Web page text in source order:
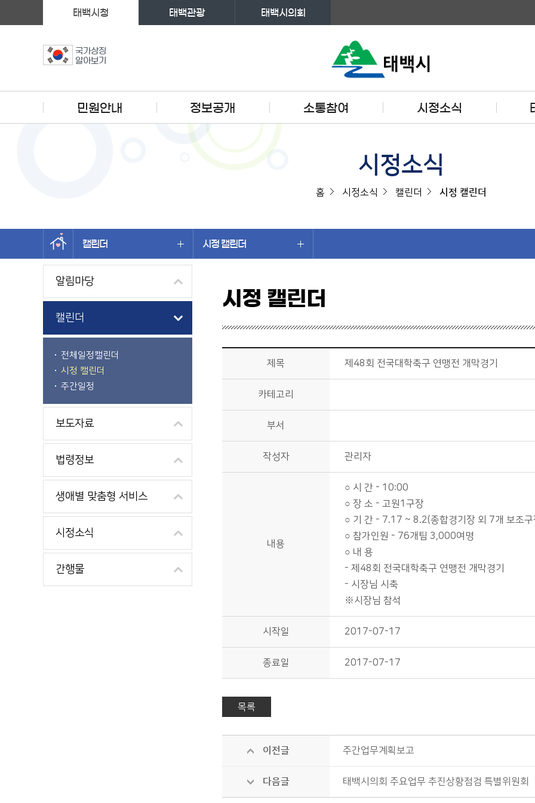
국가상징
알아보기
태백시청 태백관광 태백시의회
민원안내 정보공개 소통참여 시정소식
시정소식
홈 시정소식 캘린더 시정 캘린더
캘린더 시정 캘린더
왼쪽메뉴
알림마당
캘린더
전체일정캘린더
시정 캘린더
주간일정
보도자료
법령정보
생애별 맞춤형 서비스
시정소식
간행물
시정 캘린더
시정소식>시정 캘린더 상세보기 - 제목, 카테고리, 부서, 작성자, 내용, 시작일, 종료일 제공
제목 제48회 전국대학축구 연맹전 개막경기
카테고리
부서
작성자 관리자
내용
○ 시 간 - 10:00
○ 장 소 - 고원1구장
○ 기 간 - 7.17 ~ 8.2(종합경기장 외 7개 보조구
○ 참가인원 - 76개팀 3,000여명
○ 내 용
- 제48회 전국대학축구 연맹전 개막경기
- 시장님 시축
※시장님 참석
시작일 2017-07-17
종료일 2017-07-17
목록
이전글 주간업무계획보고
다음글 태백시의회 주요업무 추진상황점검 특별위원회